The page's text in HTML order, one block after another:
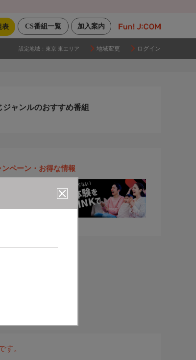
加入案内
CS番組一覧
表
設定地域： 東京 東エリア 地域変更 ログイン
ジャンルのおすすめ番組
ンペーン・お得な情報
す。